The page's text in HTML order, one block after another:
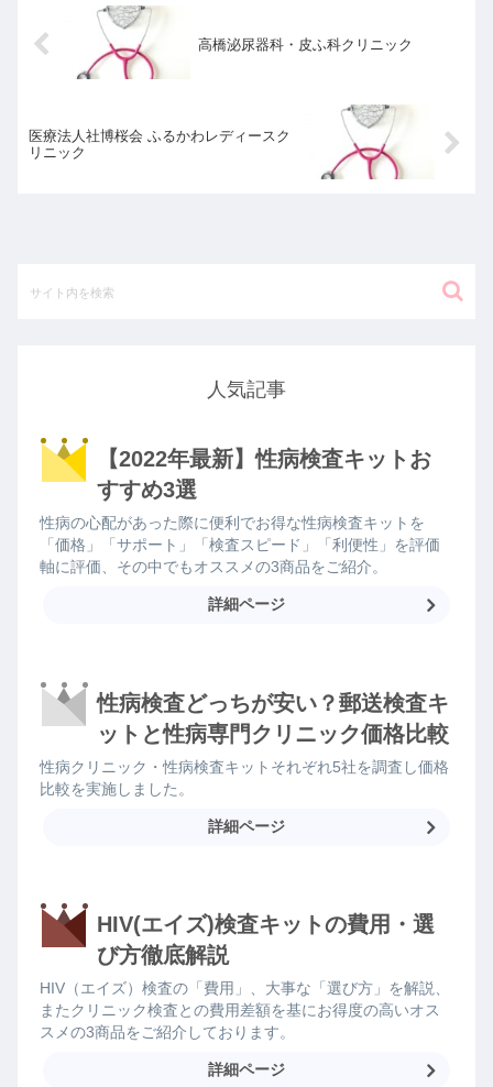
高橋泌尿器科・皮ふ科クリニック
医療法人社博桜会 ふるかわレディースク
リニック
人気記事
【2022年最新】性病検査キットお
すすめ3選
性病の心配があった際に便利でお得な性病検査キットを
「価格」「サポート」「検査スピード」「利便性」を評価
軸に評価、その中でもオススメの3商品をご紹介。
詳細ページ
性病検査どっちが安い？郵送検査キ
ットと性病専門クリニック価格比較
性病クリニック・性病検査キットそれぞれ5社を調査し価格
比較を実施しました。
詳細ページ
HIV(エイズ)検査キットの費用・選
び方徹底解説
HIV（エイズ）検査の「費用」、大事な「選び方」を解説、
またクリニック検査との費用差額を基にお得度の高いオス
スメの3商品をご紹介しております。
詳細ページ